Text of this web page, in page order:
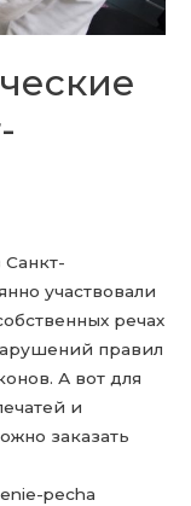
Санкт-
участвовали
речах
правил
А вот для
и
заказать
pecha